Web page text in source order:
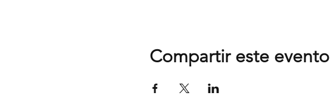
Compartir este evento